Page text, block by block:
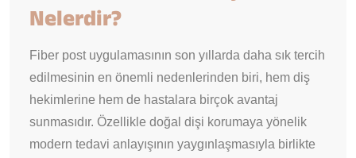
Nelerdir?
Fiber post uygulamasının son yıllarda daha sık tercih
edilmesinin en önemli nedenlerinden biri, hem diş
hekimlerine hem de hastalara birçok avantaj
sunmasıdır. Özellikle doğal dişi korumaya yönelik
modern tedavi anlayışının yaygınlaşmasıyla birlikte